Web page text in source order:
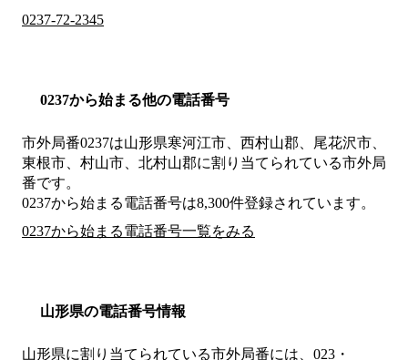
0237-72-2345
0237から始まる他の電話番号
市外局番0237は山形県寒河江市、西村山郡、尾花沢市、
東根市、村山市、北村山郡に割り当てられている市外局
番です。
0237から始まる電話番号は8,300件登録されています。
0237から始まる電話番号一覧をみる
山形県の電話番号情報
山形県に割り当てられている市外局番には、023・